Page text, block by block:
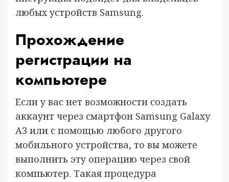
любых устройств Samsung.
Прохождение
регистрации на
компьютере
Если у вас нет возможности создать
аккаунт через смартфон Samsung Galaxy
A3 или с помощью любого другого
мобильного устройства, то вы можете
выполнить эту операцию через свой
компьютер. Такая процедура